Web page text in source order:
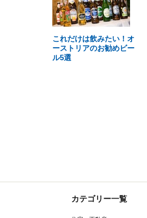
これだけは飲みたい！オ
ーストリアのお勧めビー
ル5選
カテゴリー一覧